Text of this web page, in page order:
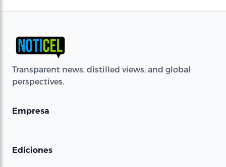
Transparent news, distilled views, and global
perspectives.
Empresa
Ediciones